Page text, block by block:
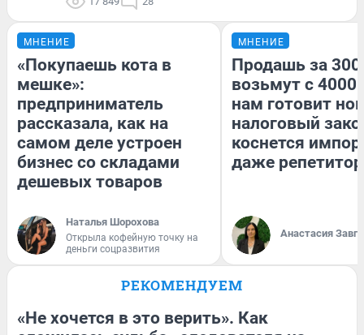
МНЕНИЕ
«Покупаешь кота в
мешке»:
предприниматель
рассказала, как на
самом деле устроен
бизнес со складами
дешевых товаров
Наталья Шорохова
Открыла кофейную точку на
деньги соцразвития
МНЕНИЕ
Продашь за
возьмут с
нам готовит
налоговый
коснется
даже
Анастасия
РЕКОМЕНДУЕМ
«Не хочется в это верить». Как